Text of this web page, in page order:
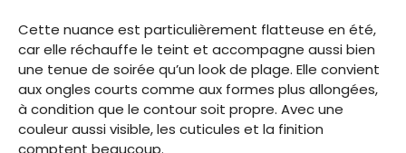
Cette nuance est particulièrement flatteuse en été,
car elle réchauffe le teint et accompagne aussi bien
une tenue de soirée qu’un look de plage. Elle convient
aux ongles courts comme aux formes plus allongées,
à condition que le contour soit propre. Avec une
couleur aussi visible, les cuticules et la finition